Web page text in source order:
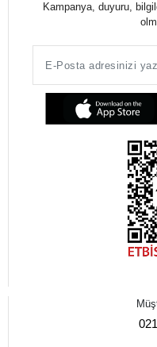
Kampanya, duyuru,